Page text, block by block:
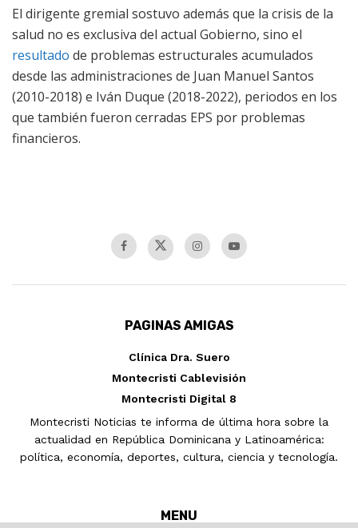
El dirigente gremial sostuvo además que la crisis de la
salud no es exclusiva del actual Gobierno, sino el
resultado de problemas estructurales acumulados
desde las administraciones de Juan Manuel Santos
(2010-2018) e Iván Duque (2018-2022), periodos en los
que también fueron cerradas EPS por problemas
financieros.
PAGINAS AMIGAS
Clínica Dra. Suero
Montecristi Cablevisión
Montecristi Digital 8
Montecristi Noticias te informa de última hora sobre la
actualidad en República Dominicana y Latinoamérica:
política, economía, deportes, cultura, ciencia y tecnología.
MENU